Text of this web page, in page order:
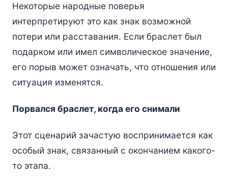
Некоторые народные поверья
интерпретируют это как знак возможной
потери или расставания. Если браслет был
подарком или имел символическое значение,
его порыв может означать, что отношения или
ситуация изменятся.
Порвался браслет, когда его снимали
Этот сценарий зачастую воспринимается как
особый знак, связанный с окончанием какого-
то этапа.